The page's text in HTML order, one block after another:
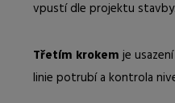
vpustí dle projektu stavby.
Třetím krokemje
linie potrubí a kontrola